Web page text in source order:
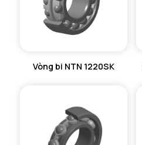
Vòng bi NTN 1220SK